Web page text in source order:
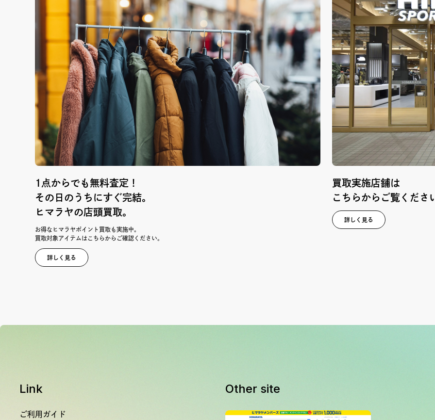
1点からでも無料査定！
その日のうちにすぐ完結。
ヒマラヤの店頭買取。
お得なヒマラヤポイント買取も実施中。
買取対象アイテムはこちらからご確認ください。
詳しく見る
買取実施店舗は
こちらからご覧くださ
詳しく見る
Link
ご利用ガイド
Other site